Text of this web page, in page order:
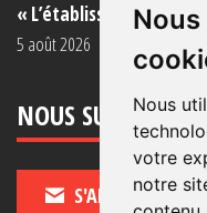
Nous
votre
notre
« L’établissement est
5 août 2026
NOUS SUIVRE
S'ABONNER